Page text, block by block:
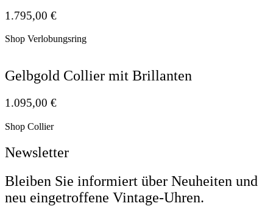
1.795,00 €
Shop Verlobungsring
Gelbgold Collier mit Brillanten
1.095,00 €
Shop Collier
Newsletter
Bleiben Sie informiert über Neuheiten und
neu eingetroffene Vintage-Uhren.